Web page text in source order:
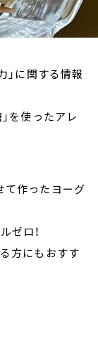
」に関する情報
を使ったアレ
て作ったヨーグ
ゼロ！
方にもおすす